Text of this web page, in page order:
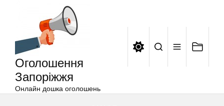
Оголошення
Запоріжжя
Онлайн дошка оголошень